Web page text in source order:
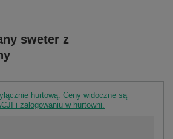
sweter z
hurtową. Ceny widoczne są
i zalogowaniu w hurtowni.